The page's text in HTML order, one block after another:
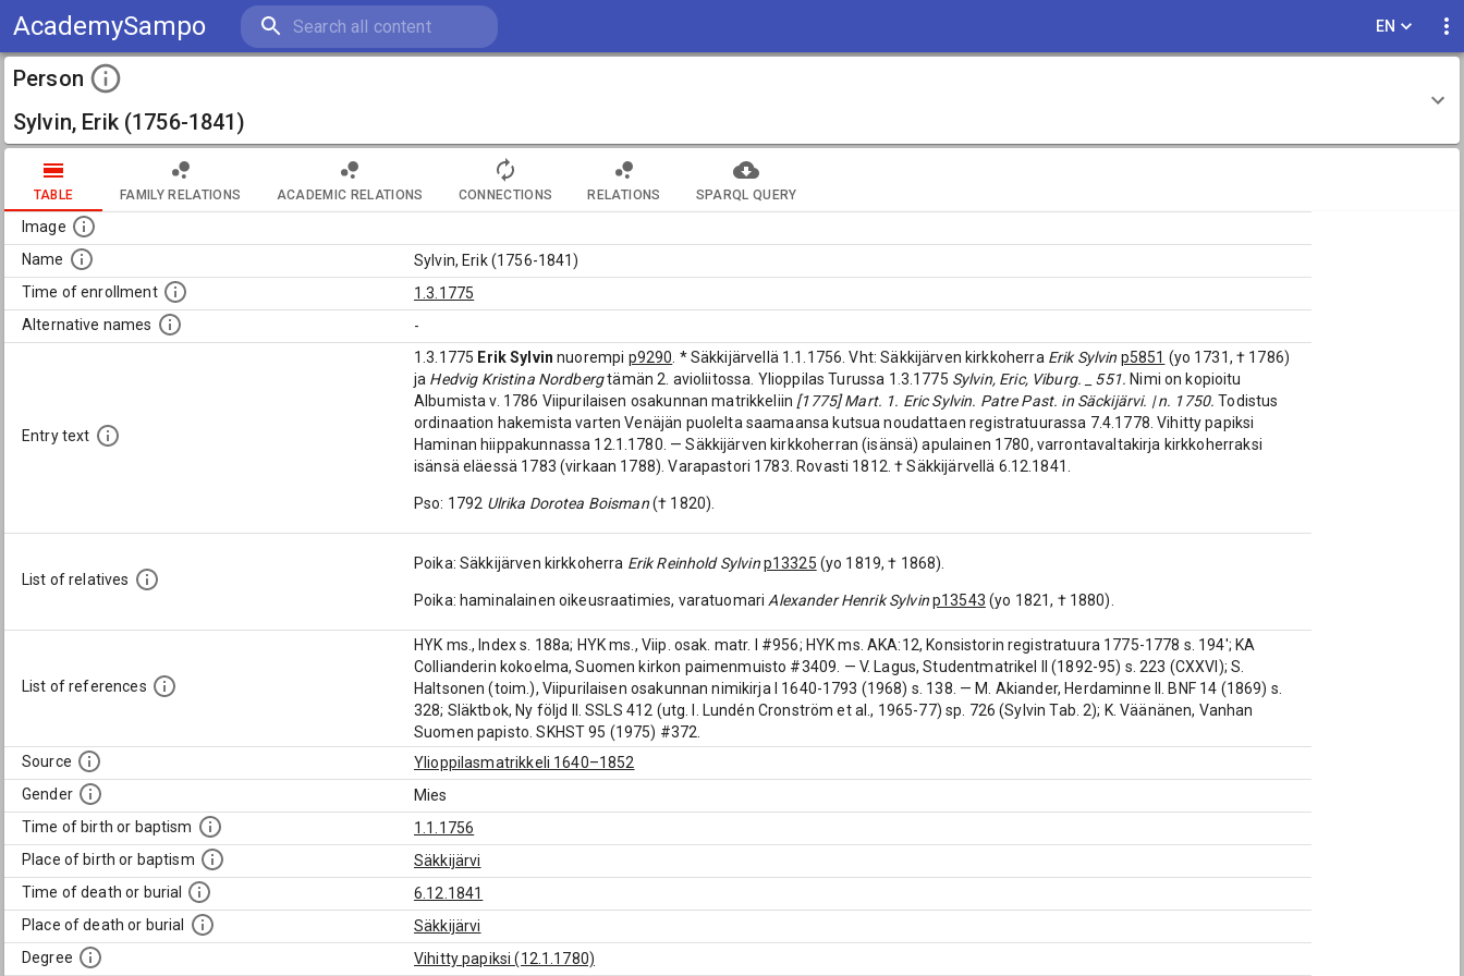
AcademySampo EN
Person
Sylvin, Erik (1756-1841)
TABLE FAMILY RELATIONS ACADEMIC RELATIONS CONNECTIONS RELATIONS SPARQL QUERY
Image
Name
Sylvin, Erik (1756-1841)
Time of enrollment
1.3.1775
Alternative names
-
Entry text
1.3.1775 Erik Sylvin nuorempi p9290 . * Säkkijärvellä 1.1.1756. Vht: Säkkijärven kirkkoherra Erik Sylvin p5851 (yo 1731, † 1786)
ja Hedvig Kristina Nordbergtämän 2. avioliitossa. Ylioppilas Turussa 1.3.1775 Sylvin, Eric, Viburg. _ 551. Nimi on kopioitu
Albumista v. 1786 Viipurilaisen osakunnan matrikkeliin [1775] Mart. 1. Eric Sylvin. Patre Past. in Säckijärvi. | n. 1750. Todistus
ordinaation hakemista varten Venäjän puolelta saamaansa kutsua noudattaen registratuurassa 7.4.1778. Vihitty papiksi
Haminan hiippakunnassa 12.1.1780. — Säkkijärven kirkkoherran (isänsä) apulainen 1780, varrontavaltakirja kirkkoherraksi
isänsä eläessä 1783 (virkaan 1788). Varapastori 1783. Rovasti 1812. † Säkkijärvellä 6.12.1841.
Pso: 1792 Ulrika Dorotea Boisman(† 1820).
List of relatives
Poika: Säkkijärven kirkkoherra Erik Reinhold Sylvin p13325 (yo 1819, † 1868).
Poika: haminalainen oikeusraatimies, varatuomari Alexander Henrik Sylvinp13543 (yo 1821, † 1880).
List of references
HYK ms., Index s. 188a; HYK ms., Viip. osak. matr. I #956; HYK ms. AKA:12, Konsistorin registratuura 1775-1778 s. 194'; KA
Collianderin kokoelma, Suomen kirkon paimenmuisto #3409. — V. Lagus, Studentmatrikel II (1892-95) s. 223 (CXXVI); S.
Haltsonen (toim.), Viipurilaisen osakunnan nimikirja I 1640-1793 (1968) s. 138. — M. Akiander, Herdaminne II. BNF 14 (1869) s.
328; Släktbok, Ny följd II. SSLS 412 (utg. I. Lundén Cronström et al., 1965-77) sp. 726 (Sylvin Tab. 2); K. Väänänen, Vanhan
Suomen papisto. SKHST 95 (1975) #372.
Source
Ylioppilasmatrikkeli 1640–1852
Gender
Mies
Time of birth or baptism
1.1.1756
Place of birth or baptism
Säkkijärvi
Time of death or burial
6.12.1841
Place of death or burial
Säkkijärvi
Degree
Vihitty papiksi (12.1.1780)